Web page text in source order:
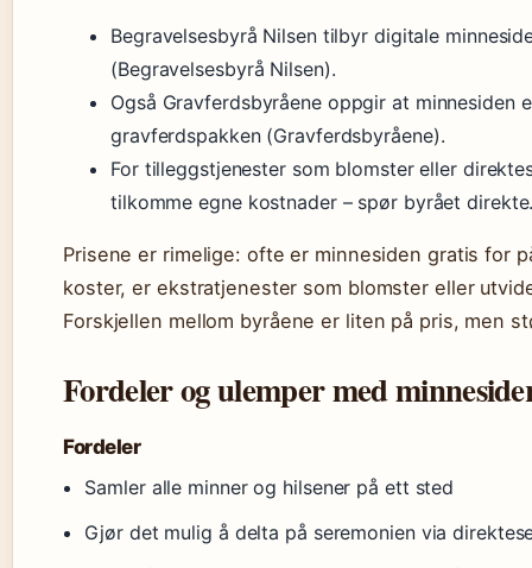
Begravelsesbyrå Nilsen tilbyr digitale
(Begravelsesbyrå Nilsen).
Også Gravferdsbyråene oppgir at minnesiden
gravferdspakken (Gravferdsbyråene).
For tilleggstjenester som blomster eller
tilkomme egne kostnader – spør byrået
Prisene er rimelige: ofte er minnesiden gratis for
koster, er ekstratjenester som blomster eller
Forskjellen mellom byråene er liten på pris, men
Fordeler og ulemper med
Fordeler
Samler alle minner og hilsener på ett sted
Gjør det mulig å delta på seremonien via